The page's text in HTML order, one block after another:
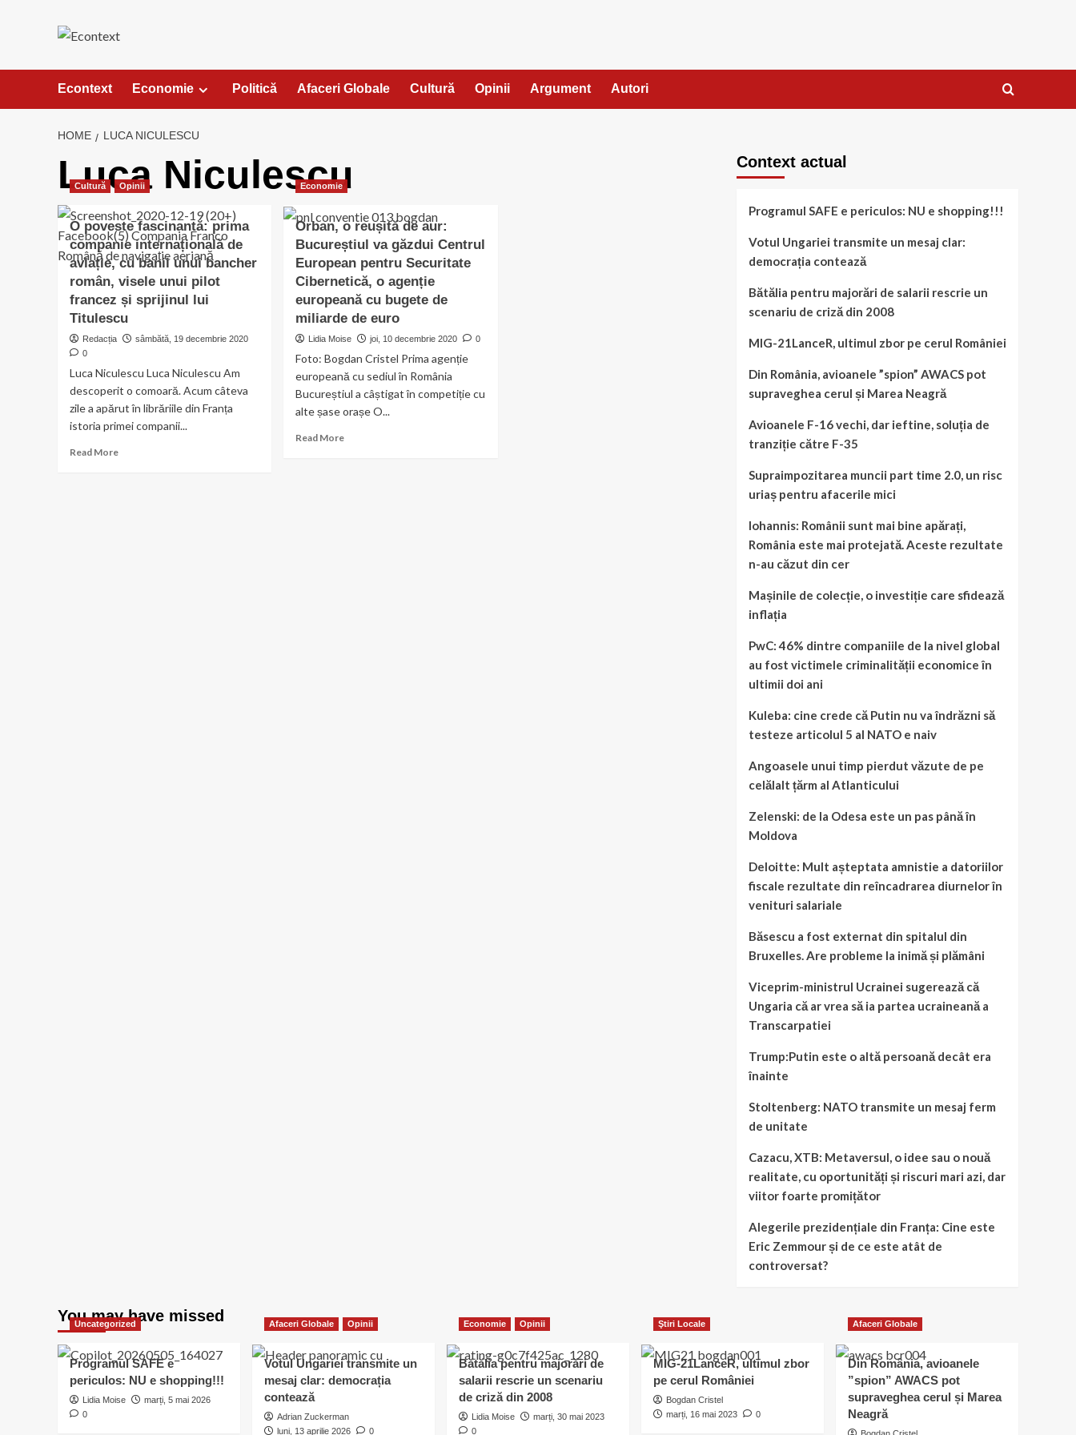
Econtext Economie Politică Afaceri Globale Cultură Opinii Argument Autori
HOME LUCA NICULESCU
Luca Niculescu
Cultură Opinii
O poveste fascinantă: prima
companie internațională de
aviație, cu banii unui bancher
român, visele unui pilot
francez și sprijinul lui
Titulescu
Redacția
sâmbătă, 19 decembrie 2020
0
Luca Niculescu Luca Niculescu Am
descoperit o comoară. Acum câteva
zile a apărut în librăriile din Franța
istoria primei companii...
Read MoreRead
Economie
Orban, o reușită de aur:
Bucureștiul va găzdui Centrul
European pentru Securitate
Cibernetică, o agenție
europeană cu bugete de
miliarde de euro
Lidia Moise joi, 10 decembrie 2020 0
Foto: Bogdan Cristel Prima agenție
europeană cu sediul în România
Bucureștiul a câștigat în competiție cu
alte șase orașe O...
Read MoreRead
Context actual
Programul SAFE e periculos: NU e shopping!!!
Votul Ungariei transmite un mesaj clar:
democrația contează
Bătălia pentru majorări de salarii rescrie un
scenariu de criză din 2008
MIG-21LanceR, ultimul zbor pe cerul României
Din România, avioanele ”spion” AWACS pot
supraveghea cerul și Marea Neagră
Avioanele F-16 vechi, dar ieftine, soluția de
tranziție către F-35
Supraimpozitarea muncii part time 2.0, un risc
uriaș pentru afacerile mici
Iohannis: Românii sunt mai bine apărați,
România este mai protejată. Aceste rezultate
n-au căzut din cer
Mașinile de colecție, o investiție care sfidează
inflația
PwC: 46% dintre companiile de la nivel global
au fost victimele criminalității economice în
ultimii doi ani
Kuleba: cine crede că Putin nu va îndrăzni să
testeze articolul 5 al NATO e naiv
Angoasele unui timp pierdut văzute de pe
celălalt țărm al Atlanticului
Zelenski: de la Odesa este un pas până în
Moldova
Deloitte: Mult așteptata amnistie a datoriilor
fiscale rezultate din reîncadrarea diurnelor în
venituri salariale
Băsescu a fost externat din spitalul din
Bruxelles. Are probleme la inimă și plămâni
Viceprim-ministrul Ucrainei sugerează că
Ungaria că ar vrea să ia partea ucraineană a
Transcarpatiei
Trump:Putin este o altă persoană decât era
înainte
Stoltenberg: NATO transmite un mesaj ferm
de unitate
Cazacu, XTB: Metaversul, o idee sau o nouă
realitate, cu oportunități și riscuri mari azi, dar
viitor foarte promițător
Alegerile prezidențiale din Franța: Cine este
Eric Zemmour și de ce este atât de
controversat?
You may have missed
Uncategorized
Programul SAFE e
periculos: NU e shopping!!!
Lidia Moise
marți, 5 mai 2026
0
Afaceri Globale Opinii
Votul Ungariei transmite un
mesaj clar: democrația
contează
Adrian Zuckerman
luni, 13 aprilie 2026
0
Economie Opinii
Bătălia pentru majorări de
salarii rescrie un scenariu
de criză din 2008
Lidia Moise
marți, 30 mai 2023
0
Ştiri Locale
MIG-21LanceR, ultimul zbor
pe cerul României
Bogdan Cristel
marți, 16 mai 2023
0
Afaceri Globale
Din România, avioanele
”spion” AWACS pot
supraveghea cerul și Marea
Neagră